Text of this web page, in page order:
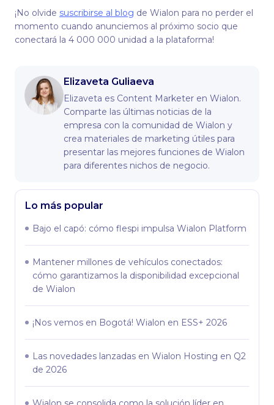
¡No olvide suscribirse al blog de Wialon para no perder el
momento cuando anunciemos al próximo socio que
conectará la 4 000 000 unidad a la plataforma!
Elizaveta Guliaeva
Elizaveta es Content Marketer en Wialon.
Comparte las últimas noticias de la
empresa con la comunidad de Wialon y
crea materiales de marketing útiles para
presentar las mejores funciones de Wialon
para diferentes nichos de negocio.
Lo más popular
Bajo el capó: сómo flespi impulsa Wialon Platform
Mantener millones de vehículos conectados:
cómo garantizamos la disponibilidad excepcional
de Wialon
¡Nos vemos en Bogotá! Wialon en ESS+ 2026
Las novedades lanzadas en Wialon Hosting en Q2
de 2026